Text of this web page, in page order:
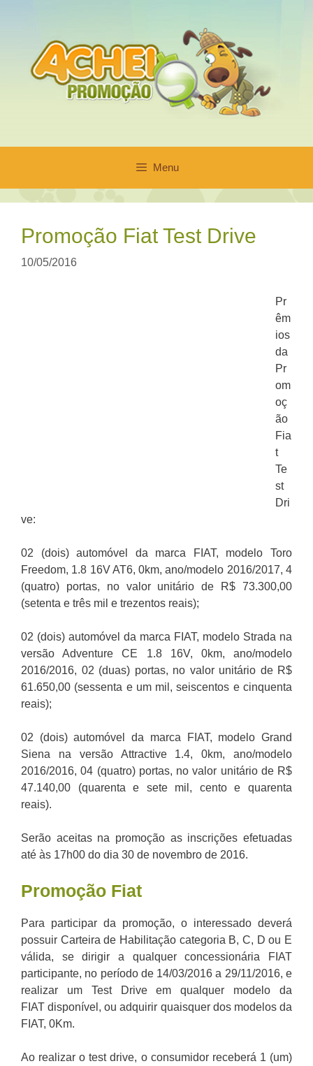
conteúdo
Menu
Promoção Fiat Test Drive
10/05/2016
Pr
êm
ios
da
Pr
om
oç
ão
Fia
t
Te
st
Dri
ve:
02 (dois) automóvel da marca FIAT, modelo Toro
Freedom, 1.8 16V AT6, 0km, ano/modelo 2016/2017, 4
(quatro) portas, no valor unitário de R$ 73.300,00
(setenta e três mil e trezentos reais);
02 (dois) automóvel da marca FIAT, modelo Strada na
versão Adventure CE 1.8 16V, 0km, ano/modelo
2016/2016, 02 (duas) portas, no valor unitário de R$
61.650,00 (sessenta e um mil, seiscentos e cinquenta
reais);
02 (dois) automóvel da marca FIAT, modelo Grand
Siena na versão Attractive 1.4, 0km, ano/modelo
2016/2016, 04 (quatro) portas, no valor unitário de R$
47.140,00 (quarenta e sete mil, cento e quarenta
reais).
Serão aceitas na promoção as inscrições efetuadas
até às 17h00 do dia 30 de novembro de 2016.
Promoção Fiat
Para participar da promoção, o interessado deverá
possuir Carteira de Habilitação categoria B, C, D ou E
válida, se dirigir a qualquer concessionária FIAT
participante, no período de 14/03/2016 a 29/11/2016, e
realizar um Test Drive em qualquer modelo da
FIAT disponível, ou adquirir quaisquer dos modelos da
FIAT, 0Km.
Ao realizar o test drive, o consumidor receberá 1 (um)